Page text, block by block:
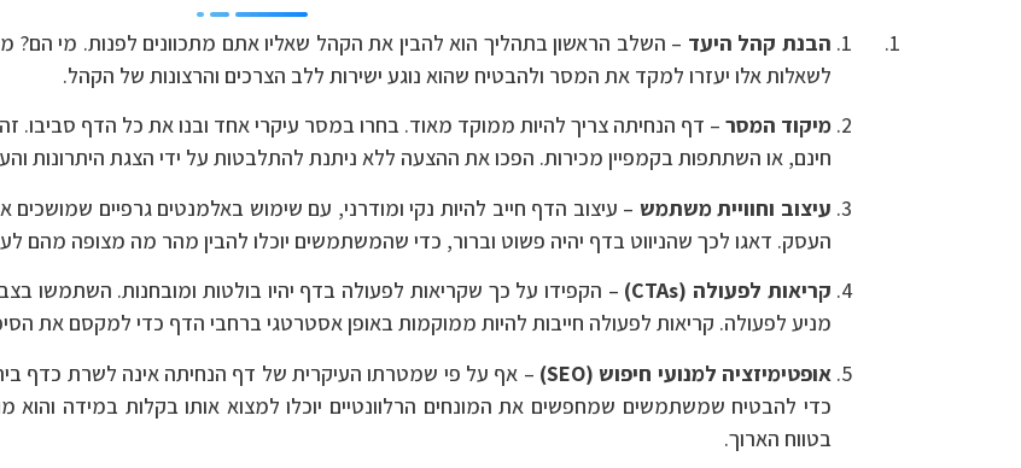
הבנת קהל היעד – השלב הראשון בתהליך הוא להבין את הקהל שאליו אתם מתכוונים לפנות. מי
לשאלות אלו יעזרו למקד את המסר ולהבטיח שהוא נוגע ישירות ללב הצרכים והרצונות של הקהל.
מיקוד המסר – דף הנחיתה צריך להיות ממוקד מאוד. בחרו במסר עיקרי אחד ובנו את כל הדף סביבו.
חינם, או השתתפות בקמפיין מכירות. הפכו את ההצעה ללא ניתנת להתלבטות על ידי הצגת היתרונות
עיצוב וחוויית משתמש – עיצוב הדף חייב להיות נקי ומודרני, עם שימוש באלמנטים גרפיים
העסק. דאגו לכך שהניווט בדף יהיה פשוט וברור, כדי שהמשתמשים יוכלו להבין מהר מה מצופה מהם
קריאות לפעולה (CTAs)
– הקפידו על כך שקריאות לפעולה בדף יהיו בולטות ומובחנות. השתמשו
מניע לפעולה. קריאות לפעולה חייבות להיות ממוקמות באופן אסטרטגי ברחבי הדף כדי למקסם את
אופטימיזציה למנועי חיפוש (SEO)
– אף על פי שמטרתו העיקרית של דף הנחיתה אינה לשרת כדף
בטווח הארוך.